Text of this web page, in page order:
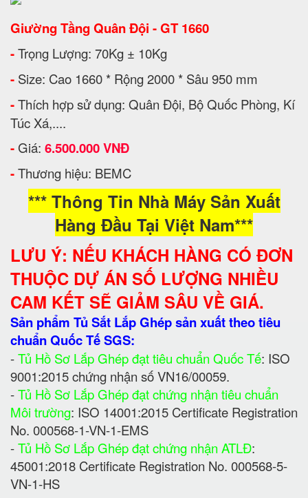
Giường Tầng Quân Đội - GT 1660
-Trọng Lượng: 70Kg ± 10Kg
- Size: Cao 1660 * Rộng 2000 * Sâu 950 mm
-Thích hợp sử dụng: Quân Đội, Bộ Quốc Phòng, Kí
Túc Xá,....
- Giá: 6.500.000 VNĐ
-Thương hiệu: BEMC
*** Thông Tin Nhà Máy Sản Xuất
Hàng Đầu Tại Việt Nam***
LƯU Ý: NẾU KHÁCH HÀNG CÓ ĐƠN
THUỘC DỰ ÁN SỐ LƯỢNG NHIỀU
CAM KẾT SẼ GIẢM SÂU VỀ GIÁ.
Sản phẩm Tủ Sắt Lắp Ghép sản xuất theo tiêu
chuẩn Quốc Tế SGS:
-Tủ Hồ Sơ Lắp Ghép đạt tiêu chuẩn Quốc Tế: ISO
9001:2015 chứng nhận số VN16/00059.
-Tủ Hồ Sơ Lắp Ghép đạt chứng nhận tiêu chuẩn
Môi trường: ISO 14001:2015 Certificate Registration
No. 000568-1-VN-1-EMS
-Tủ Hồ Sơ Lắp Ghép đạt chứng nhận ATLĐ:
45001:2018 Certificate Registration No. 000568-5-
VN-1-HS